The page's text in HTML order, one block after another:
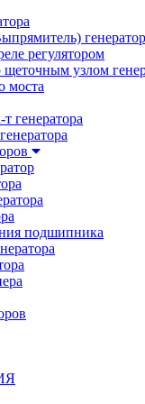
регулятором
узлом
моста
генератора
подшипника